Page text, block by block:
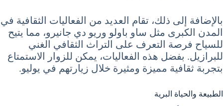
بالإضافة إلى ذلك، تقام العديد من الفعاليات الثقافية في
المدن الكبرى مثل ساو باولو وريو دي جانيرو، مما يتيح
للسياح فرصة التعرف على التراث الثقافي الغني
للبرازيل. بفضل هذه الفعاليات، يمكن للزوار الاستمتاع
بتجربة ثقافية مميزة ومثيرة خلال زيارتهم في يوليو.
الطبيعة والحياة البرية